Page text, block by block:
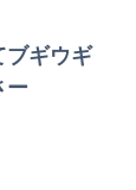
ブギウギ
ー